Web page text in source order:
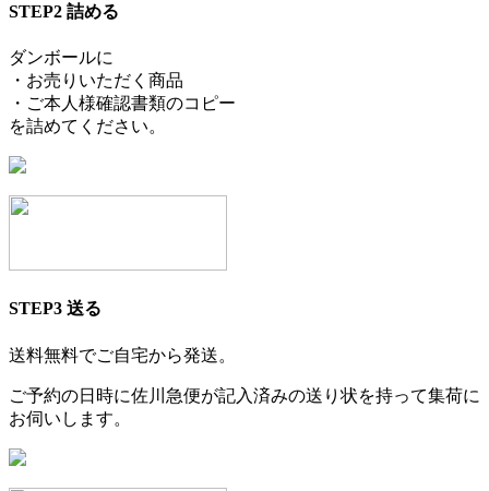
STEP2 詰める
ダンボールに
・お売りいただく商品
・ご本人様確認書類のコピー
を詰めてください。
STEP3 送る
送料無料でご自宅から発送。
ご予約の日時に佐川急便が記入済みの送り状を持って集荷に
お伺いします。